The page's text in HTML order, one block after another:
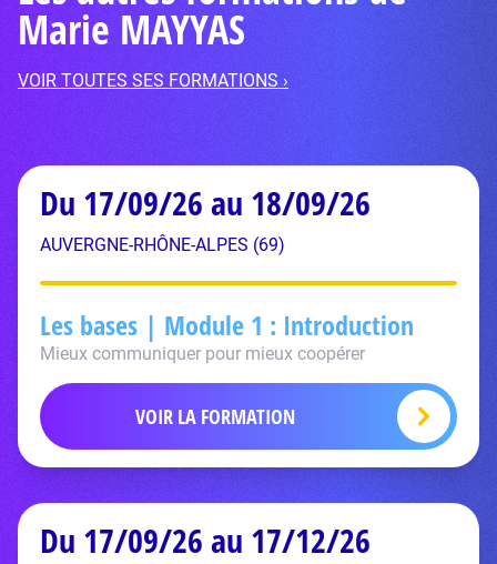
Marie MAYYAS
VOIR TOUTES SES FORMATIONS ›
Du 17/09/26 au 18/09/26
AUVERGNE-RHÔNE-ALPES (69)
Les bases | Module 1 : Introduction
Mieux communiquer pour mieux coopérer
VOIR LA FORMATION
Du 17/09/26 au 17/12/26